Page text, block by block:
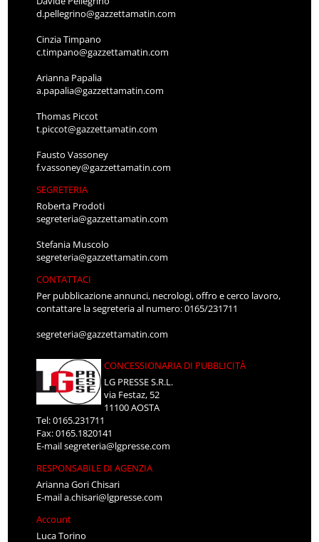
d.pellegrino@gazzettamatin.com
Cinzia Timpano
c.timpano@gazzettamatin.com
Arianna Papalia
a.papalia@gazzettamatin.com
Thomas Piccot
t.piccot@gazzettamatin.com
Fausto Vassoney
f.vassoney@gazzettamatin.com
SEGRETERIA
Roberta Prodoti
segreteria@gazzettamatin.com
Stefania Muscolo
segreteria@gazzettamatin.com
CONTATTACI
Per pubblicazione annunci, necrologi, offro e cerco lavoro,
contattare la segreteria al numero: 0165/231711
segreteria@gazzettamatin.com
CONCESSIONARIA DI PUBBLICITÀ
LG PRESSE S.R.L.
via Festaz, 52
11100 AOSTA
Tel: 0165.231711
Fax: 0165.1820141
E-mailsegreteria@lgpresse.com
RESPONSABILE DI AGENZIA
Arianna Gori Chisari
E-maila.chisari@lgpresse.com
Account
Luca Torino